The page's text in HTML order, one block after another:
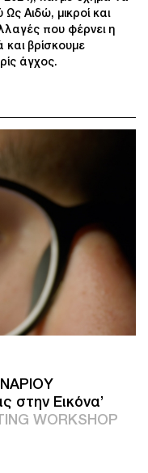
Ως Αιδώ, μικροί και
που φέρνει η
και βρίσκουμε
άγχος.
στην Εικόνα’
WORKSHOP